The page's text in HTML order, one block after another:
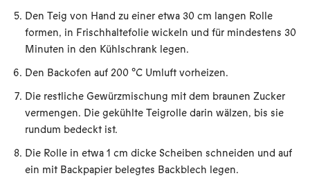
Den Teig von Hand zu einer etwa 30 cm langen Rolle
formen, in Frischhaltefolie wickeln und für mindestens 30
Minuten in den Kühlschrank legen.
Den Backofen auf 200 °C Umluft vorheizen.
Die restliche Gewürzmischung mit dem braunen Zucker
vermengen. Die gekühlte Teigrolle darin wälzen, bis sie
rundum bedeckt ist.
Die Rolle in etwa 1 cm dicke Scheiben schneiden und auf
ein mit Backpapier belegtes Backblech legen.